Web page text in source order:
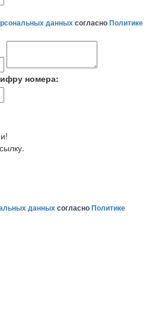
данныхсогласноПолитике
номера:
данныхсогласноПолитике